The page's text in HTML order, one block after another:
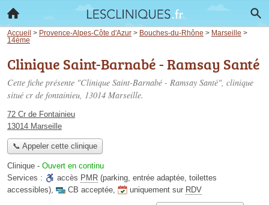
Accueil > Provence-Alpes-Côte d'Azur > Bouches-du-Rhône > Marseille >
14ème
Clinique Saint-Barnabé - Ramsay Santé
Cette fiche présente "Clinique Saint-Barnabé - Ramsay Santé", clinique
situé cr de fontainieu, 13014 Marseille.
72 Cr de Fontainieu
13014 Marseille
📞 Appeler cette clinique
Clinique - Ouvert en continu
Services :
accès PMR (parking, entrée adaptée, toilettes
accessibles), CB acceptée, uniquement sur RDV